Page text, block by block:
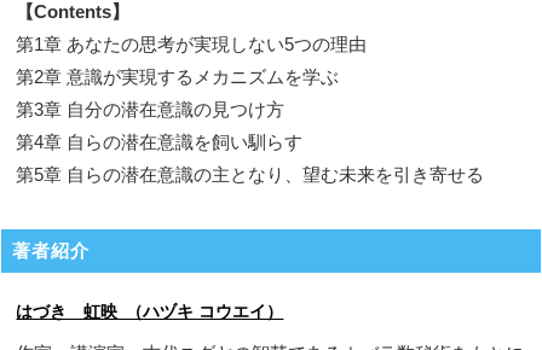
【Contents】
第1章 あなたの思考が実現しない5つの理由
第2章 意識が実現するメカニズムを学ぶ
第3章 自分の潜在意識の見つけ方
第4章 自らの潜在意識を飼い馴らす
第5章 自らの潜在意識の主となり、望む未来を引き寄せる
著者紹介
はづき 虹映 （ハヅキ コウエイ）